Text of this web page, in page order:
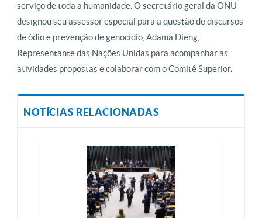
serviço de toda a humanidade. O secretário geral da ONU
designou seu assessor especial para a questão de discursos
de ódio e prevenção de genocídio, Adama Dieng,
Representante das Nações Unidas para acompanhar as
atividades propostas e colaborar com o Comitê Superior.
NOTÍCIAS RELACIONADAS